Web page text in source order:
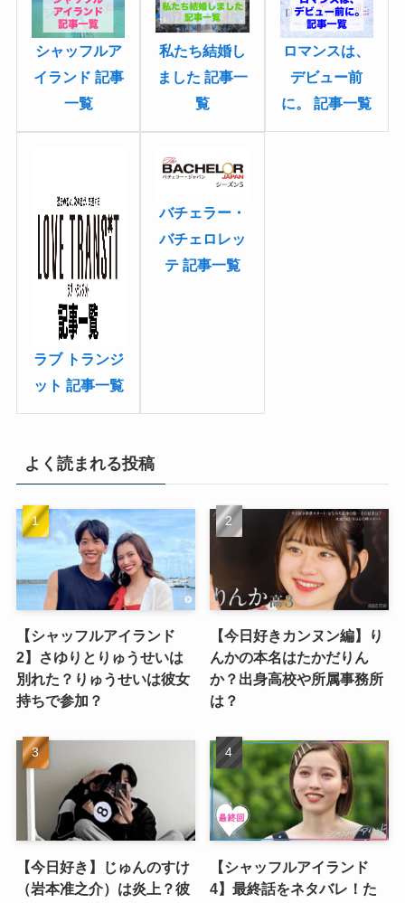
シャッフルア
イランド 記事
一覧
私たち結婚し
ました 記事一
覧
ロマンスは、
デビュー前
に。 記事一覧
ラブ トランジ
ット 記事一覧
バチェラー・
バチェロレッ
テ 記事一覧
よく読まれる投稿
【シャッフルアイランド
2】さゆりとりゅうせいは
別れた？りゅうせいは彼女
持ちで参加？
【今日好きカンヌン編】り
んかの本名はたかだりん
か？出身高校や所属事務所
は？
【今日好き】じゅんのすけ
（岩本准之介）は炎上？彼
【シャッフルアイランド
4】最終話をネタバレ！た